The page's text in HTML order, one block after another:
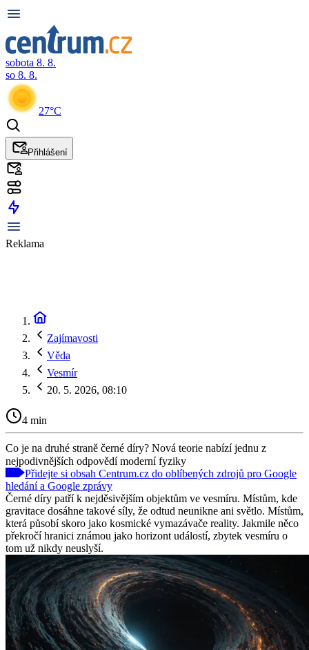
sobota 8. 8.
so 8. 8.
27°C
Přihlášení
Reklama
Zajímavosti
Věda
Vesmír
20. 5. 2026, 08:10
4 min
Co je na druhé straně černé díry? Nová teorie nabízí jednu z
nejpodivnějších odpovědí moderní fyziky
Přidejte si obsah Centrum.cz do oblíbených zdrojů pro Google
hledání a Google zprávy
Černé díry patří k nejděsivějším objektům ve vesmíru. Místům, kde
gravitace dosáhne takové síly, že odtud neunikne ani světlo. Místům,
která působí skoro jako kosmické vymazávače reality. Jakmile něco
překročí hranici známou jako horizont událostí, zbytek vesmíru o
tom už nikdy neuslyší.